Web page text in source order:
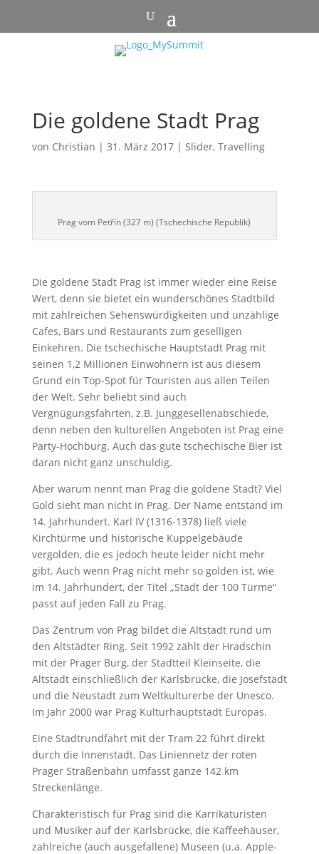
Die goldene Stadt Prag
von Christian | 31. März 2017| Slider, Travelling
Prag vom Petřín (327 m) (Tschechische Republik)
Die goldene Stadt Prag ist immer wieder eine Reise
Wert, denn sie bietet ein wunderschönes Stadtbild
mit zahlreichen Sehenswürdigkeiten und unzählige
Cafes, Bars und Restaurants zum geselligen
Einkehren. Die tschechische Hauptstadt Prag mit
seinen 1,2 Millionen Einwohnern ist aus diesem
Grund ein Top-Spot für Touristen aus allen Teilen
der Welt. Sehr beliebt sind auch
Vergnügungsfahrten, z.B. Junggesellenabschiede,
denn neben den kulturellen Angeboten ist Prag eine
Party-Hochburg. Auch das gute tschechische Bier ist
daran nicht ganz unschuldig.
Aber warum nennt man Prag die goldene Stadt? Viel
Gold sieht man nicht in Prag. Der Name entstand im
14. Jahrhundert. Karl IV (1316-1378) ließ viele
Kirchtürme und historische Kuppelgebäude
vergolden, die es jedoch heute leider nicht mehr
gibt. Auch wenn Prag nicht mehr so golden ist, wie
im 14. Jahrhundert, der Titel „Stadt der 100 Türme“
passt auf jeden Fall zu Prag.
Das Zentrum von Prag bildet die Altstadt rund um
den Altstädter Ring. Seit 1992 zählt der Hradschin
mit der Prager Burg, der Stadtteil Kleinseite, die
Altstadt einschließlich der Karlsbrücke, die Josefstadt
und die Neustadt zum Weltkulturerbe der Unesco.
Im Jahr 2000 war Prag Kulturhauptstadt Europas.
Eine Stadtrundfahrt mit der Tram 22 führt direkt
durch die Innenstadt. Das Liniennetz der roten
Prager Straßenbahn umfasst ganze 142 km
Streckenlänge.
Charakteristisch für Prag sind die Karrikaturisten
und Musiker auf der Karlsbrücke, die Kaffeehäuser,
zahlreiche (auch ausgefallene) Museen (u.a. Apple-